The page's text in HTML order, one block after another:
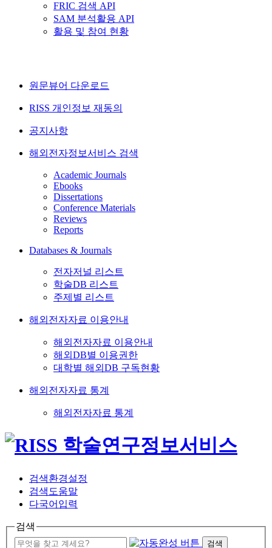
FRIC 검색 API
SAM 분석활용 API
활용 및 참여 현황
원문뷰어 다운로드
RISS 개인정보 재동의
공지사항
해외전자정보서비스 검색
Academic Journals
Ebooks
Dissertations
Conference Materials
Reviews
Reports
Databases & Journals
전자저널 리스트
학술DB 리스트
주제별 리스트
해외전자자료 이용안내
해외전자자료 이용안내
해외DB별 이용권한
대학별 해외DB 구독현황
해외전자자료 통계
해외전자자료 통계
검색환경설정
검색도움말
다국어입력
검색
검색